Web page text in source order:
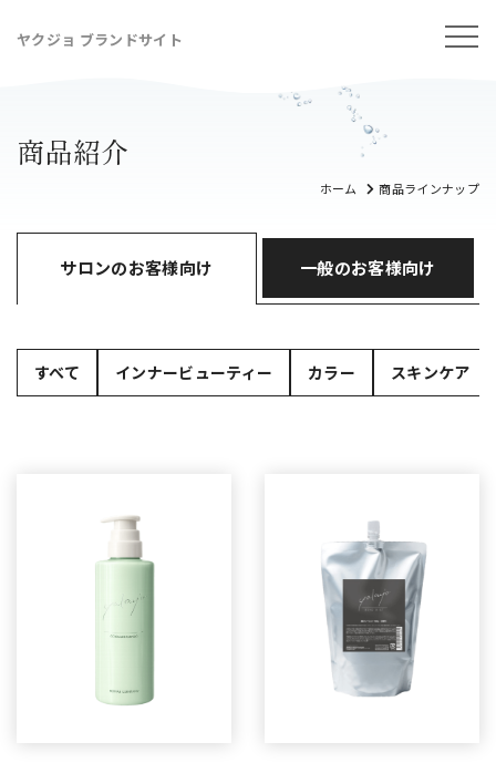
ヤクジョ ブランドサイト
商品紹介
ホーム 商品ラインナップ
サロンのお客様向け 一般のお客様向け
すべて インナービューティー カラー スキンケア